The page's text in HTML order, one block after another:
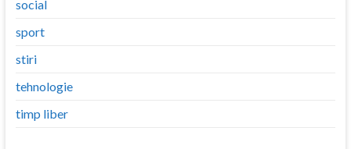
social
sport
stiri
tehnologie
timp liber